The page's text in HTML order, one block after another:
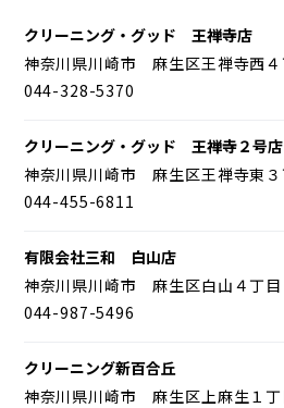
クリーニング・グッド 王禅寺店
神奈川県川崎市 麻生区王禅寺西４
044-328-5370
クリーニング・グッド 王禅寺２号店
神奈川県川崎市 麻生区王禅寺東３
044-455-6811
有限会社三和 白山店
神奈川県川崎市 麻生区白山４丁目
044-987-5496
クリーニング新百合丘
神奈川県川崎市 麻生区上麻生１丁